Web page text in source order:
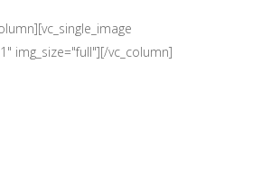
img_size="full"][/vc_column]